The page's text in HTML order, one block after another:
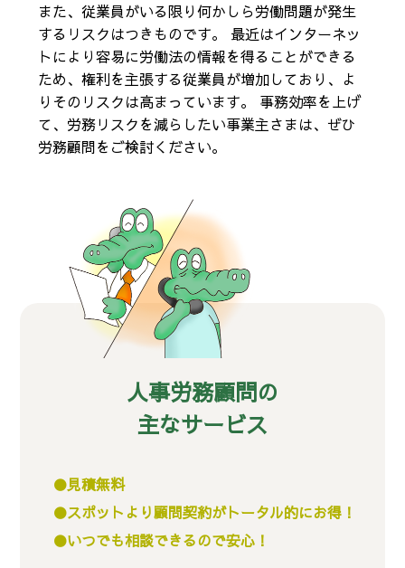
また、従業員がいる限り何かしら労働問題が発生
するリスクはつきものです。 最近はインターネッ
トにより容易に労働法の情報を得ることができる
ため、権利を主張する従業員が増加しており、よ
りそのリスクは高まっています。 事務効率を上げ
て、労務リスクを減らしたい事業主さまは、ぜひ
労務顧問をご検討ください。
人事労務顧問の
主なサービス
見積無料
スポットより顧問契約がトータル的にお得！
いつでも相談できるので安心！